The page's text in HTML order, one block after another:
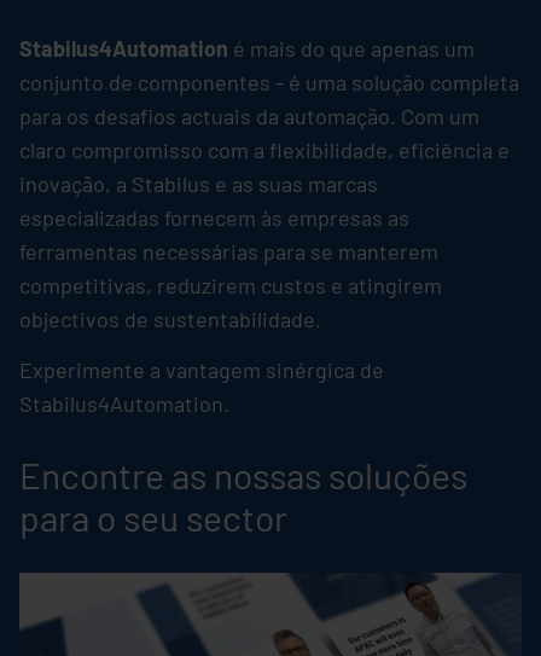
Stabilus4Automation é mais do que apenas um
conjunto de componentes - é uma solução completa
para os desafios actuais da automação. Com um
claro compromisso com a flexibilidade, eficiência e
inovação, a Stabilus e as suas marcas
especializadas fornecem às empresas as
ferramentas necessárias para se manterem
competitivas, reduzirem custos e atingirem
objectivos de sustentabilidade.
Experimente a vantagem sinérgica de
Stabilus4Automation.
Encontre as nossas soluções
para o seu sector